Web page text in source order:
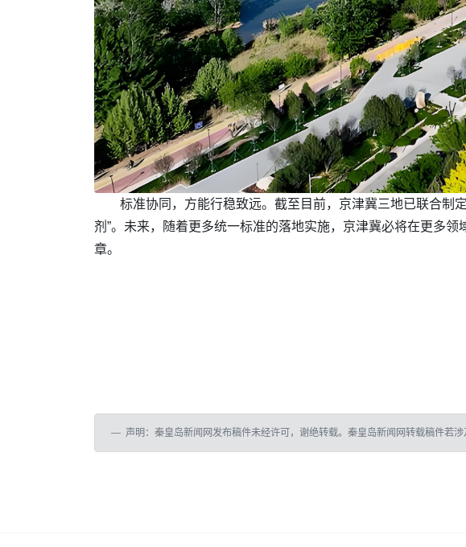
标准协同，方能行稳致远。截至目前，京津冀三地已联合制
剂”。未来，随着更多统一标准的落地实施，京津冀必将在更多
章。
声明：秦皇岛新闻网发布稿件未经许可，谢绝转载。秦皇岛新闻网转载稿件若涉